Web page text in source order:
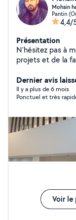
Mohsin
Pantin
4,4/
Présentation
N'hésitez pas à
projets et de la
impatient de
espaces qui
votre attention
Dernier avis
Il y a plus de 6 mois
Ponctuel et très
Voir le